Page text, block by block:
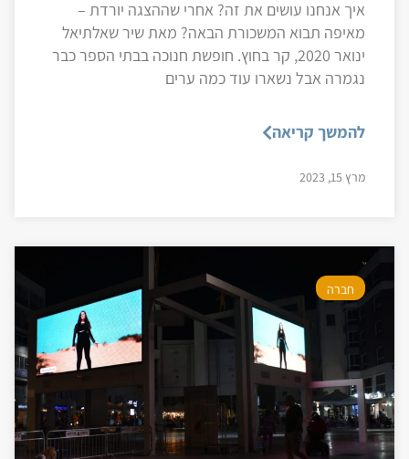
איך אנחנו עושים את זה? אחרי שההצגה יורדת –
מאיפה תבוא המשכורת הבאה? מאת שיר שאלתיאל
ינואר 2020, קר בחוץ. חופשת חנוכה בבתי הספר כבר
נגמרה אבל נשארו עוד כמה ערים
להמשך קריאה
מרץ 15, 2023
חברה